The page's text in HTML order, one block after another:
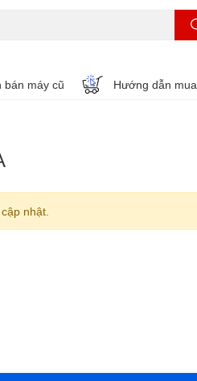
bán máy cũ Hướng dẫn
nhật.